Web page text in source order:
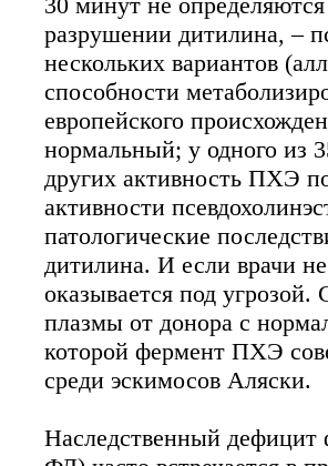
разрушении дитилина, –
нескольких вариантов
способности
европейского
нормальный; у одного из
других активность ПХЭ
активности
патологические
дитилина. И если врачи
оказывается под
плазмы от донора с
которой фермент ПХЭ
среди эскимосов Аляски.
Наследственный дефицит